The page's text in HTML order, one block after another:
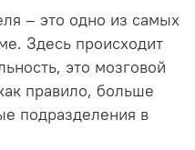
– это одно из самых
Здесь происходит
это мозговой
правило, больше
подразделения в